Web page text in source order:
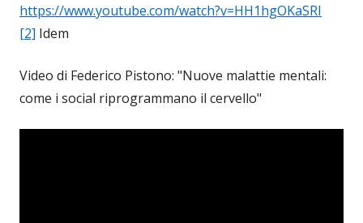
https://www.youtube.com/watch?v=HH1hgOKaSRI
[2] Idem
Video di Federico Pistono: "Nuove malattie mentali:
come i social riprogrammano il cervello"